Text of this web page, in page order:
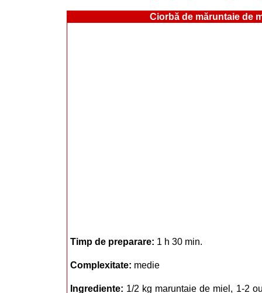
Ciorbă de măruntaie de
Timp de preparare: 1 h 30 min.
Complexitate: medie
Ingrediente: 1/2 kg maruntaie de miel, 1-2